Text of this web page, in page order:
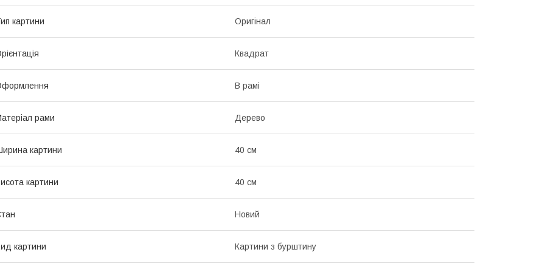
картини Оригінал
Квадрат
В рамі
рами Дерево
картини 40 см
картини 40 см
Новий
картини Картини з бурштину